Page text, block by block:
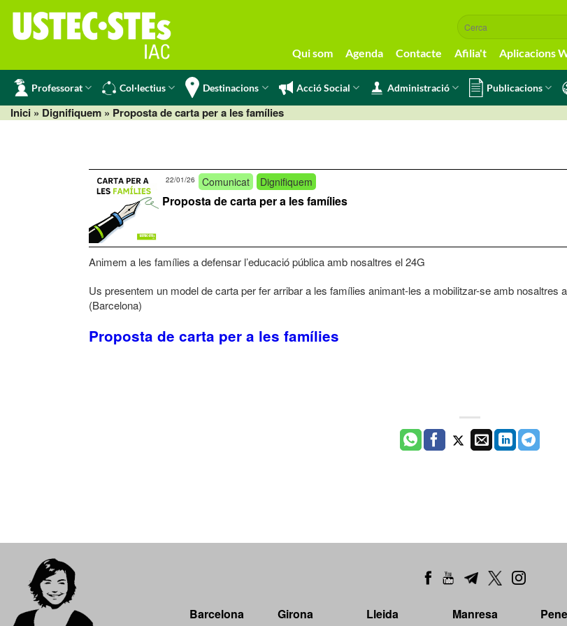
content
Qui som Agenda Contacte Afilia't Aplicacions
Professorat Col·lectius Destinacions Acció Social Administració Publicacions
Inici » Dignifiquem » Proposta de carta per a les famílies
Comunicat Dignifiquem
22/01/26
Proposta de carta per a les famílies
Animem a les famílies a defensar l’educació pública amb nosaltres el 24G
Us presentem un model de carta per fer arribar a les famílies animant-les a mobilitzar-se amb nosaltres
(Barcelona)
Proposta de carta per a les famílies
Barcelona Girona Lleida Manresa